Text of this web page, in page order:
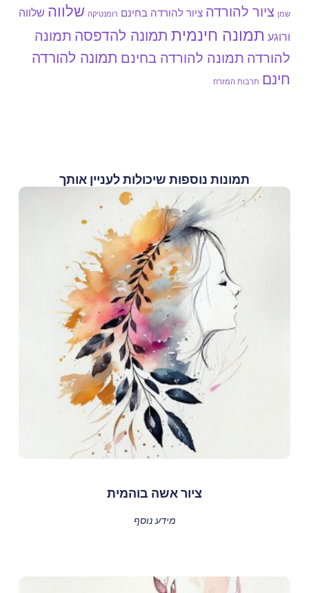
שמן ציור להורדה ציור להורדה בחינם רומנטיקה שלווה שלווה
ורוגע תמונה חינמית תמונה להדפסה תמונה
להורדה תמונה להורדה בחינם תמונה להורדה
חינם תרבות המזרח
תמונות נוספות שיכולות לעניין אותך
ציור אשה בוהמית
מידע נוסף